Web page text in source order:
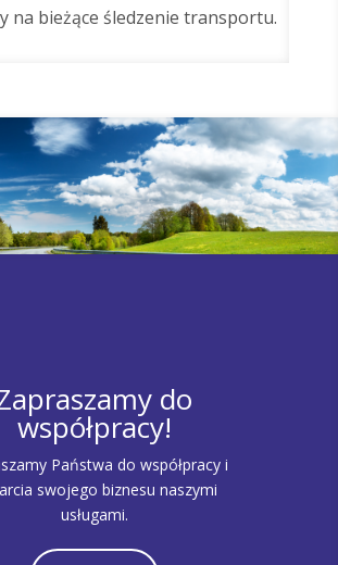
na bieżące śledzenie transportu.
do
współpracy!
Państwa do współpracy i
swojego biznesu naszymi
usługami.